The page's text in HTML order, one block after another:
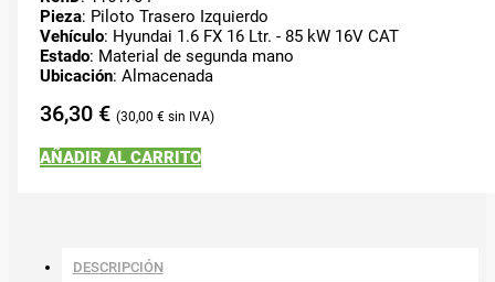
Pieza: Piloto Trasero Izquierdo
Vehículo: Hyundai 1.6 FX 16 Ltr. - 85 kW 16V CAT
Estado: Material de segunda mano
Ubicación: Almacenada
36,30 € 30,00 €
AÑADIR AL CARRITO
DESCRIPCIÓN